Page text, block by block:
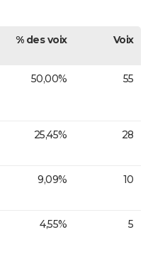
% des voix Voix
50,00% 55
25,45% 28
9,09% 10
4,55% 5